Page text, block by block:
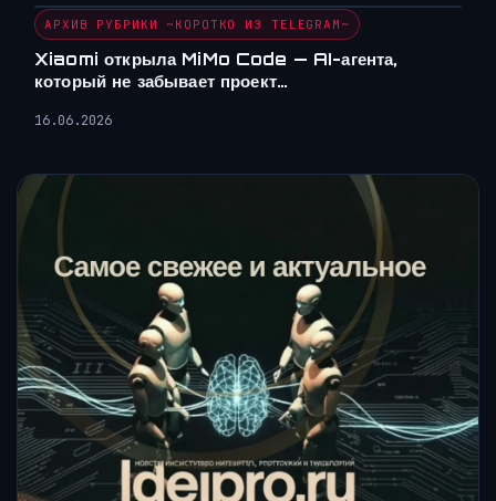
АРХИВ РУБРИКИ ~КОРОТКО ИЗ TELEGRAM~
Xiaomi открыла MiMo Code — AI-агента,
который не забывает проект…
16.06.2026